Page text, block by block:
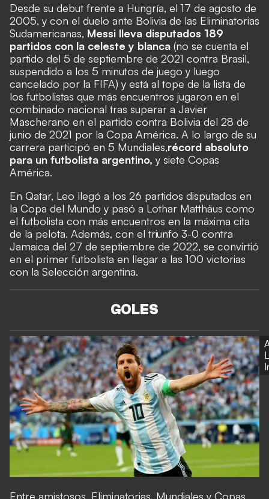
Desde su debut frente a Hungría, el 17 de agosto de
2005, y con el duelo ante Bolivia de las Eliminatorias
Sudamericanas, Messi lleva disputados 189
partidos con la celeste y blanca (no se cuenta el
partido del 5 de septiembre de 2021 contra Brasil,
suspendido a los 5 minutos de juego y luego
cancelado por la FIFA) y está al tope de la lista de
los futbolistas que más encuentros jugaron en el
combinado nacional tras superar a Javier
Mascherano en el partido contra Bolivia del 28 de
junio de 2021 por la Copa América. A lo largo de su
carrera participó en 5 Mundiales,récord absoluto
para un futbolista argentino, y siete Copas
América.
En Qatar, Leo llegó a los 26 partidos disputados en
la Copa del Mundo y pasó a Lothar Matthäus como
el futbolista con más encuentros en la máxima cita
de la pelota. Además, con el triunfo 3-0 contra
Jamaica del 27 de septiembre de 2022, se convirtió
en el primer futbolista en llegar a las 100 victorias
con la Selección argentina.
GOLES
Entre amistosos, Eliminatorias, Mundiales y Copas